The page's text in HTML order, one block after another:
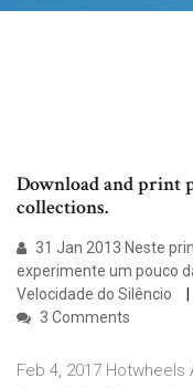
Download and print
collections.
31 Jan 2013 Neste
experimente um pouco
Velocidade do Silêncio
3 Comments
Feb 4, 2017